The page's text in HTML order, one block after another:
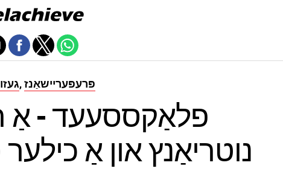
, פּרעפּעריישאַנז
פלאַקססעעד - אַ
נוטריאַנץ און אַ